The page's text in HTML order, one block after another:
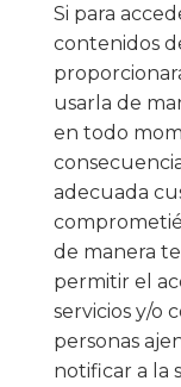
Si para
contenidos
usarla de
en todo
adecuada
de manera
permitir el
servicios y/o
personas
notificar a la